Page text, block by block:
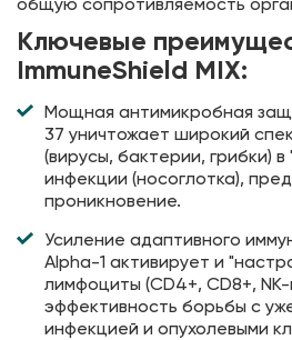
Ключевые
ImmuneShield MIX:
Мощная антимикробная
37 уничтожает широкий
(вирусы, бактерии, грибки)
инфекции (носоглотка),
проникновение.
Усиление адаптивного
Alpha-1 активирует и
лимфоциты (CD4+, CD8+,
эффективность борьбы с
инфекцией и опухолевыми